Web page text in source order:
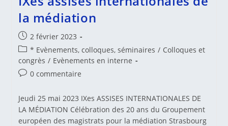
Médiation
–
Discours
Garde
Des
Scaux,
Ministre
De
la médiation
Publication
publiée :
2 février 2023
Post
category:
* Evènements, colloques, séminaires / Colloques et
congrès / Evènements en interne
Commentaires
la
publication :
0 commentaire
Jeudi 25 mai 2023 IXes ASSISES INTERNATIONALES DE
LA MÉDIATION Célébration des 20 ans du Groupement
européen des magistrats pour la médiation Strasbourg